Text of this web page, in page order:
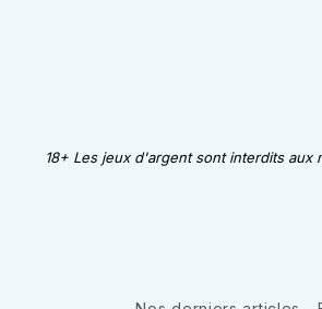
18+ Les jeux d'argent sont interdits aux